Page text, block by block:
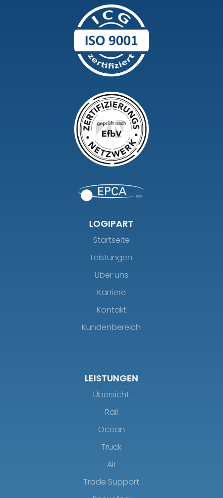
LOGIPART
Startseite
Leistungen
Über uns
Karriere
Kontakt
Kundenbereich
LEISTUNGEN
Übersicht
Rail
Ocean
Truck
Air
Trade Support